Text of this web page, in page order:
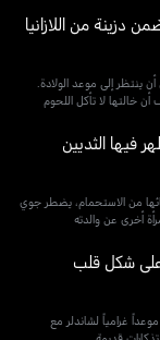
ينتظر إلى موعد الولادة.
أن خالتها لا تأكل اللحوم
من الاستحمام، يضطر جوي
أخرى عن والدته
يرتب جوي موعداً غرامياً لشاندلر مع
قديمة.